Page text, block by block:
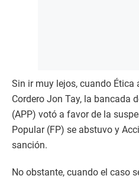
Sin ir muy lejos, cuando Ética
Cordero Jon Tay, la bancada
(APP) votó a favor de la
Popular (FP) se abstuvo y
sanción.
No obstante, cuando el caso